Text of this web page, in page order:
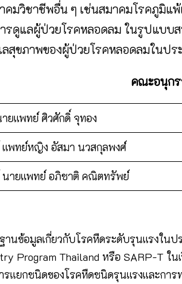
คมวิชาชีพอื่น ๆ เช่นสมาคมโรคภูมิแ
รดูแลผู้ป่วยโรคหลอดลม ในรูปแบบ
สุขภาพของผู้ป่วยโรคหลอดลมในปร
คณะอนุก
ยแพทย์ ศิวศักดิ์ จุทอง
แพทย์หญิง อัสมา นวสกุลพงศ์
นายแพทย์ อภิชาติ คณิตทรัพย์
านข้อมูลเกี่ยวกับโรคหืดระดับรุนแรงในป
Program Thailand หรือ SARP-T
รแยกชนิดของโรคหืดชนิดรุนแรงและกา